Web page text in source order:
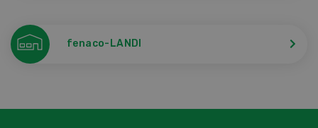
fenaco-LANDI